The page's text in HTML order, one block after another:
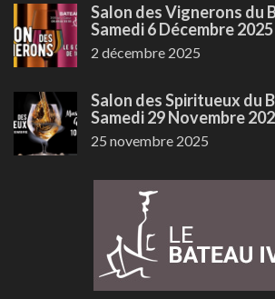
Salon des Vignerons du
Samedi 6 Décembre 2025
2 décembre 2025
Salon des Spiritueux du
Samedi 29 Novembre
25 novembre 2025